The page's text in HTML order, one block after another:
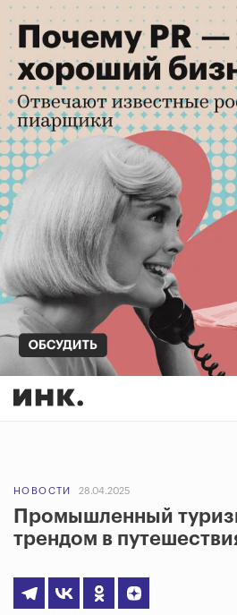
НОВОСТИ 28.04.2025
Промышленный
трендом в